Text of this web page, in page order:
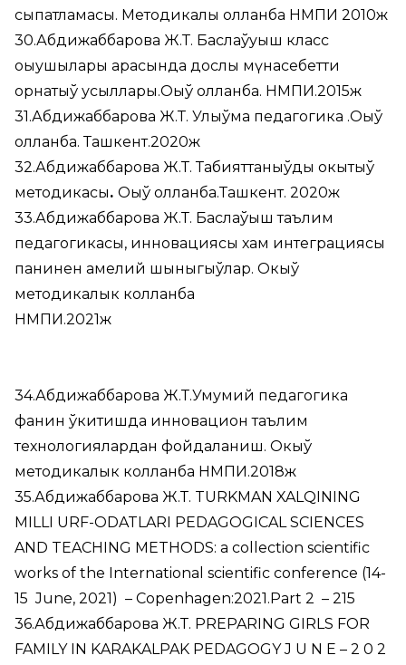
сыпатламасы. Методикалық қолланба НМПИ 2010ж
30.Абдижаббарова Ж.Т. Баслаўуыш класс
оқыушылары арасында дослық мүнасебетти
орнатыў усыллары.Оқыў қолланба. НМПИ.2015ж
31.Абдижаббарова Ж.Т. Улыўма педагогика .Оқыў
қолланба. Ташкент.2020ж
32.Абдижаббарова Ж.Т. Табияттаныўды окытыў
методикасы. Оқыў қолланба.Ташкент. 2020ж
33.Абдижаббарова Ж.Т. Баслаўыш таълим
педагогикасы, инновациясы хам интеграциясы
панинен амелий шыныгыўлар. Окыў
методикалык колланба
НМПИ.2021ж
34.Абдижаббарова Ж.Т.Умумий педагогика
фанин ўкитишда инновацион таълим
технологиялардан фойдаланиш. Окыў
методикалык колланба НМПИ.2018ж
35.Абдижаббарова Ж.Т. TURKMAN XALQINING
MILLI URF-ODATLARI PEDAGOGICAL SCIENCES
AND TEACHING METHODS: a collection scientific
works of the International scientific conference (14-
15 June, 2021) – Copenhagen:2021.Part 2 – 215
36.Абдижаббарова Ж.Т. PREPARING GIRLS FOR
FAMILY IN KARAKALPAK PEDAGOGY J U N E – 2 0 2